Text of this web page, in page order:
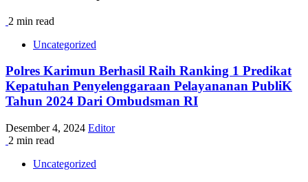
2 min read
Uncategorized
Polres Karimun Berhasil Raih Ranking 1 Predikat
Kepatuhan Penyelenggaraan Pelayananan PubliK
Tahun 2024 Dari Ombudsman RI
Desember 4, 2024 Editor
2 min read
Uncategorized